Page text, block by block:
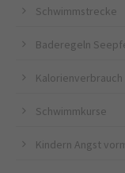
Schwimmstrecke
Baderegeln
Schwimmkurse
Kindern Angst